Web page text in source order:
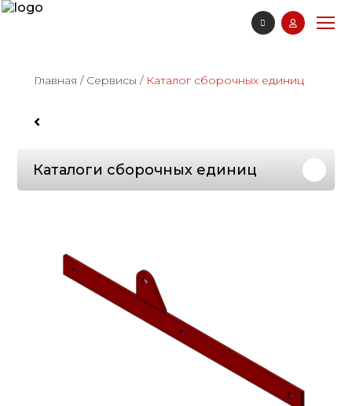
Главная / Сервисы / Каталог сборочных единиц
Каталоги сборочных единиц